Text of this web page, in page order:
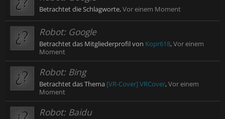
Betrachtet die Schlagworte,Vor einem Moment
Robot: Google
Betrachtet das Mitgliederprofil von Kopr618,Vor einem
Moment
Robot: Bing
Betrachtet das Thema [VR-Cover] VRCover,Vor einem
Moment
Robot: Baidu